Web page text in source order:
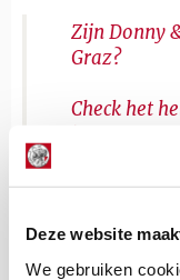
Deze website
We gebruiken
Zijn Donny
Graz?
Check het